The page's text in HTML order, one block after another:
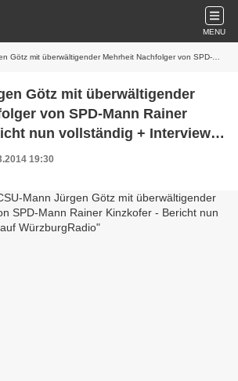
MENU
Mehrheit Nachfolger von SPD-Mann Rainer Kinzkofer - Bericht nun vollständig + Interview auf WürzburgRadio
Götz mit überwältigender
von SPD-Mann Rainer
nun vollständig + Interview
19:30